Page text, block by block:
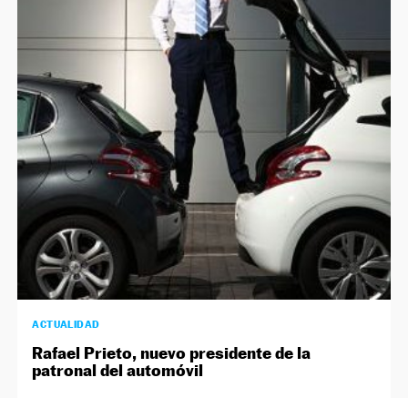
ACTUALIDAD
Rafael Prieto, nuevo presidente de la
patronal del automóvil